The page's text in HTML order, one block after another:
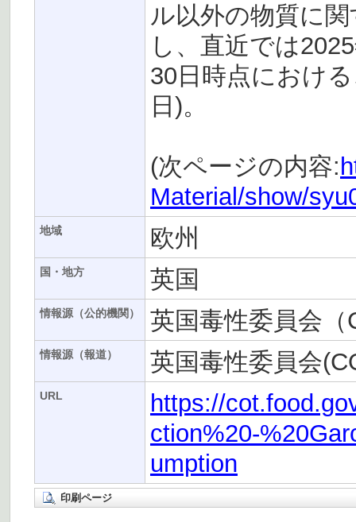
ル以外の物質に
し、直近では
30日時点におけ
日)。
(次ページの内容:
Material/show/
地域 欧州
国・地方 英国
情報源（公的機関） 英国毒性委員会（
情報源（報道） 英国毒性委員会
URL
https://
ction%20-
umption
印刷ページ